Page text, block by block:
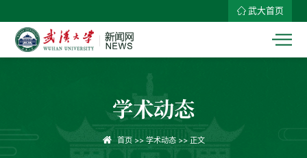
武大首页
学术动态
首页>>学术动态>> 正文